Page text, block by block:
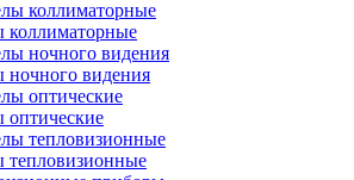
коллиматорные
видения